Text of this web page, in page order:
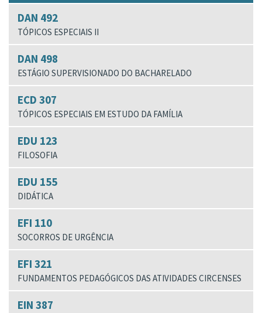
DAN 492
TÓPICOS ESPECIAIS II
DAN 498
ESTÁGIO SUPERVISIONADO DO BACHARELADO
ECD 307
TÓPICOS ESPECIAIS EM ESTUDO DA FAMÍLIA
EDU 123
FILOSOFIA
EDU 155
DIDÁTICA
EFI 110
SOCORROS DE URGÊNCIA
EFI 321
FUNDAMENTOS PEDAGÓGICOS DAS ATIVIDADES CIRCENSES
EIN 387